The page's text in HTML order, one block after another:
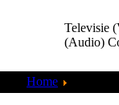
Televisie
(Audio)
Home